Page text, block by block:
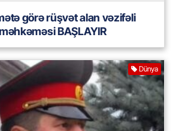
görə rüşvət alan vəzifəli
BAŞLAYIR
Dünya